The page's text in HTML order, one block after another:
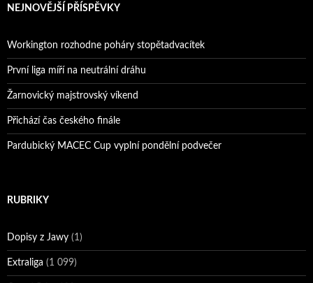
NEJNOVĚJŠÍ PŘÍSPĚVKY
Workington rozhodne poháry stopětadvacítek
První liga míří na neutrální dráhu
Žarnovický majstrovský víkend
Přichází čas českého finále
Pardubický MACEC Cup vyplní pondělní podvečer
RUBRIKY
Dopisy z Jawy (1)
Extraliga (1 099)